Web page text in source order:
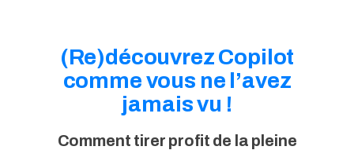
(Re)découvrez Copilot
comme vous ne l’avez
jamais vu !
Comment tirer profit de la pleine